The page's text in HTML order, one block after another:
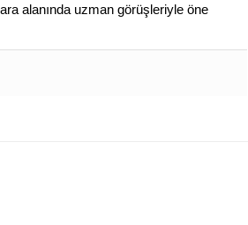
alanında uzman görüşleriyle öne